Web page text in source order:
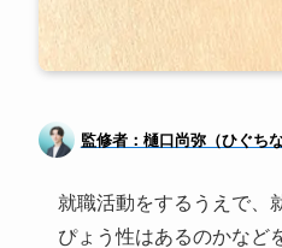
監修者：樋口尚弥（ひぐちな
就職活動をするうえで、
ぴょう性はあるのかなど